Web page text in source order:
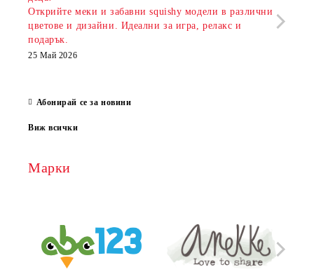
Открийте меки и забавни squishy модели в различни
цветове и дизайни. Идеални за игра, релакс и
подарък.
25 Май 2026
Абонирай се за новини
Виж всички
Марки